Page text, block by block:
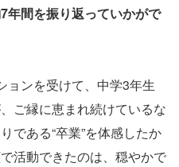
年間を振り返っていかがで
ョンを受けて、中学3年生
ご縁に恵まれ続けているな
である“卒業”を体感したか
活動できたのは、穏やかで